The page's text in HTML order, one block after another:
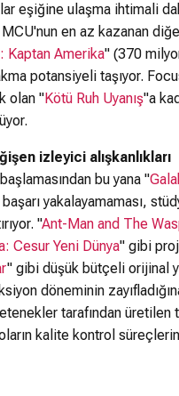
eşiğine ulaşma ihtimali
en az kazanan
Kaptan Amerika" (370
potansiyeli taşıyor.
olan "Kötü Ruh Uyanış"a
izleyici alışkanlıkları
bu yana "
başarı yakalayamaması,
"Ant-Man and The
Cesur Yeni Dünya" gibi
" gibi düşük bütçeli orijinal
döneminin
tarafından
kalite kontrol